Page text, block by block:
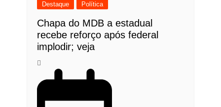
Destaque Política
Chapa do MDB a estadual
recebe reforço após federal
implodir; veja